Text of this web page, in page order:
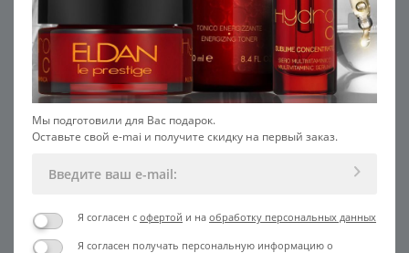
Подходит обладателям сухой
кожи
раздражение. Улучшает цвет
лица, придает коже сияние
ПРОДУКТОМ
Мы подготовили для Вас подарок.
Оставьте свой e-mai и получите скидку на первый заказ.
Я согласен с офертой и на обработку персональных данных
Я согласен получать персональную информацию о